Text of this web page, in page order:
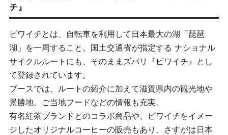
チ』
ビワイチとは、自転車を利用して日本最大の湖「琵琶
湖」を一周すること。国土交通省が指定する ナショナル
サイクルルートにも、そのままズバリ『ビワイチ』とし
て登録されています。
ブースでは、ルートの紹介に加えて滋賀県内の観光地や
景勝地、ご当地フードなどの情報も充実。
有名紅茶ブランドとのコラボ商品や、ビワイチをイメー
ジしたオリジナルコーヒーの販売もあり、さすがは日本